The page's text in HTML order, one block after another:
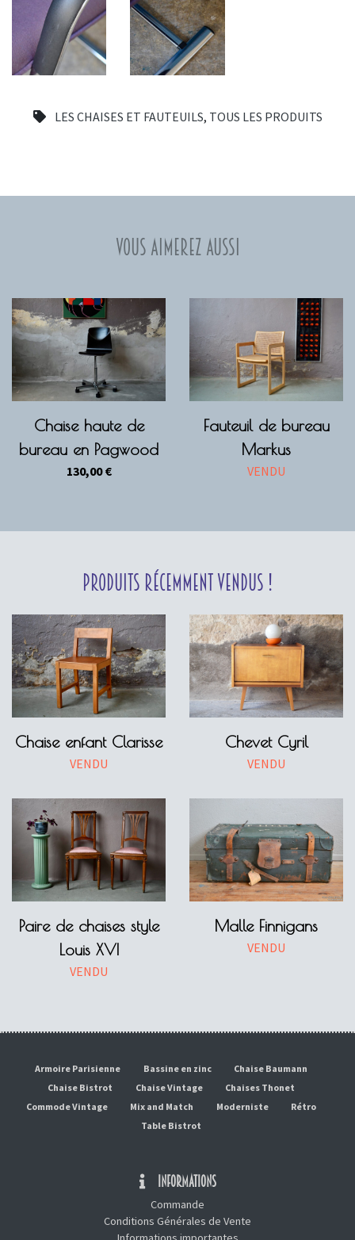
LES CHAISES ET FAUTEUILS, TOUS LES PRODUITS
Vous aimerez aussi
Chaise haute de
bureau en Pagwood
130,00€
Fauteuil de bureau
Markus
VENDU
Produits récemment vendus !
Chaise enfant Clarisse
VENDU
Chevet Cyril
VENDU
Paire de chaises style
Louis XVI
VENDU
Malle Finnigans
VENDU
Armoire Parisienne Bassine en zinc
Chaise Baumann
Chaise Bistrot
Chaise Vintage
Chaises Thonet
Commode Vintage
Mix and Match Moderniste
Rétro
Table Bistrot
INFORMATIONS
Commande
Conditions Générales de Vente